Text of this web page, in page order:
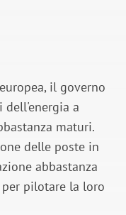
il governo
a
maturi.
delle poste in
abbastanza
pilotare la loro